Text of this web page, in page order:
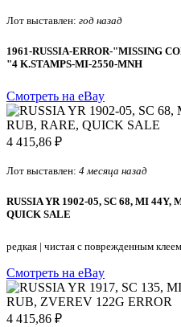
Лот выставлен: год назад
1961-RUSSIA-ERROR-"MISSING
"4 K.STAMPS-MI-2550-MNH
Смотреть на eBay
4 415,86 ₽
Лот выставлен: 4 месяца назад
RUSSIA YR 1902-05, SC 68, MI 44Y,
QUICK SALE
редкая | чистая с поврежденным
Смотреть на eBay
4 415,86 ₽